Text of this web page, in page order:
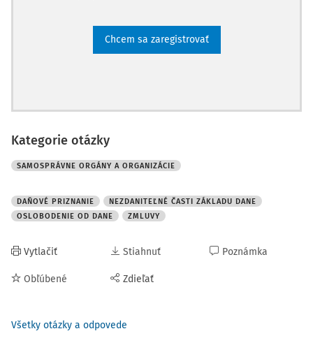
Chcem sa zaregistrovať
Kategorie otázky
SAMOSPRÁVNE ORGÁNY A ORGANIZÁCIE
DAŇOVÉ PRIZNANIE
NEZDANITEĽNÉ ČASTI ZÁKLADU DANE
OSLOBODENIE OD DANE
ZMLUVY
Vytlačiť
Obľúbené
Stiahnuť
Zdieľať
Poznámka
Všetky otázky a odpovede